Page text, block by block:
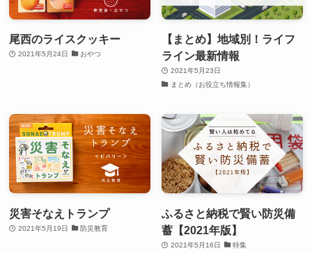
尾西のライスクッキー
2021年5月24日 おやつ
【まとめ】地域別！ライフ
ライン最新情報
2021年5月23日
まとめ（お役立ち情報集）
災害そなえトランプ
2021年5月19日 防災教育
ふるさと納税で賢い防災備
蓄【2021年版】
2021年5月16日 特集